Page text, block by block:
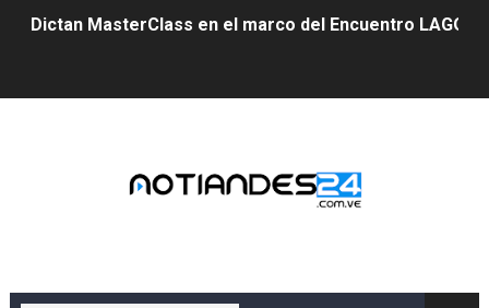
Dictan MasterClass en el marco del Encuentro LAGO
Gobernador Arnaldo Sánchez apadrina a más de 993